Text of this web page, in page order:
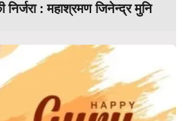
निर्जरा : महाश्रमण जिनेन्द्र मुनि